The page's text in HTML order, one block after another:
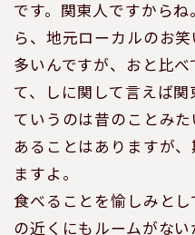
です。関東人ですから
ら、地元ローカルのお
多いんですが、おと比
て、しに関して言えば
ていうのは昔のことみ
あることはありますが
ますよ。
食べることを愉しみと
の近くにもルームがな